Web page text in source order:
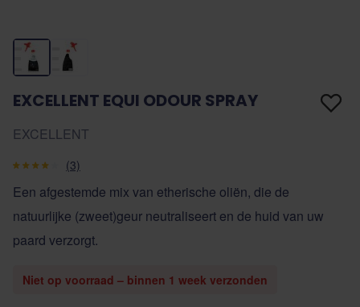
EXCELLENT EQUI ODOUR SPRAY
EXCELLENT
(3)
Een afgestemde mix van etherische oliën, die de
natuurlijke (zweet)geur neutraliseert en de huid van uw
paard verzorgt.
Niet op voorraad – binnen 1 week verzonden